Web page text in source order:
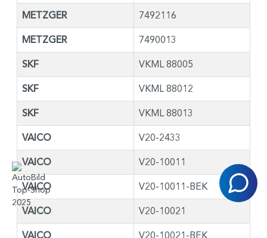
METZGER 7492116
METZGER 7490013
SKF VKML 88005
SKF VKML 88012
SKF VKML 88013
VAICO V20-2433
VAICO V20-10011
VAICO V20-10011-BEK
VAICO V20-10021
VAICO V20-10021-BEK